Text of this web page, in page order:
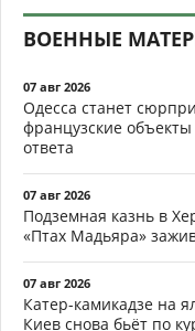
ВОЕННЫЕ
07 авг 2026
Одесса станет
французские
ответа
07 авг 2026
Подземная казнь в
«Птах Мадьяра»
07 авг 2026
Катер-камикадзе на
Киев снова бьёт по